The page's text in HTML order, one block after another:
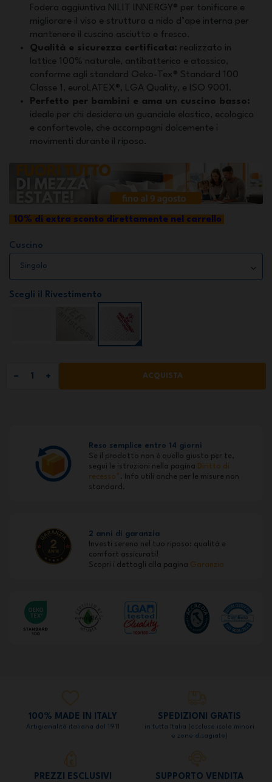
Fodera aggiuntiva NILIT INNERGY® per tonificare e
migliorare il viso e struttura a nido d’ape interna per
mantenere il cuscino asciutto e fresco.
Qualità e sicurezza certificata: realizzato in
lattice 100% naturale, antibatterico e atossico,
conforme agli standard Oeko-Tex® Standard 100
Classe 1, euroLATEX®, LGA Quality, e ISO 9001.
Perfetto per bambini e ama un cuscino basso:
ideale per chi desidera un guanciale elastico, ecologico
e confortevole, che accompagni dolcemente i
movimenti durante il riposo.
10% di extra sconto direttamente nel carrello
Cuscino
Scegli il Rivestimento
ACQUISTA
Reso semplice entro 14 giorni
Se il prodotto non è quello giusto per te,
segui le istruzioni nella pagina Diritto di
recesso* . Info utili anche per le misure non
standard.
2 anni di garanzia
Investi sereno nel tuo riposo: qualità e
comfort assicurati!
Scopri i dettagli alla pagina Garanzia
100% MADE IN ITALY
Artigianalità italiana dal 1911
SPEDIZIONI GRATIS
in tutta Italia (escluse isole minori
e zone disagiate)
PREZZI ESCLUSIVI SUPPORTO VENDITA